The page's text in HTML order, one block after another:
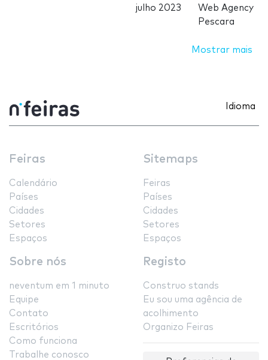
julho 2023
Web Agency
Pescara
Mostrar mais
Idioma
Feiras
Calendário
Países
Cidades
Setores
Espaços
Sitemaps
Feiras
Países
Cidades
Setores
Espaços
Sobre nós
neventum em 1 minuto
Equipe
Contato
Escritórios
Como funciona
Trabalhe conosco
Registo
Construo stands
Eu sou uma agência de
acolhimento
Organizo Feiras